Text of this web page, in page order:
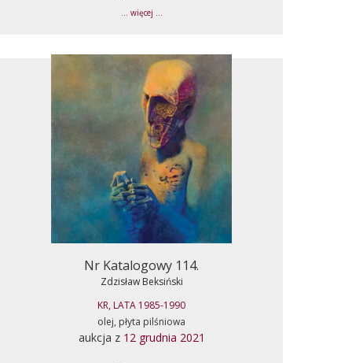
... więcej ...
Nr Katalogowy 114.
Zdzisław Beksiński
KR, LATA 1985-1990
olej, płyta pilśniowa
aukcja z 12 grudnia 2021